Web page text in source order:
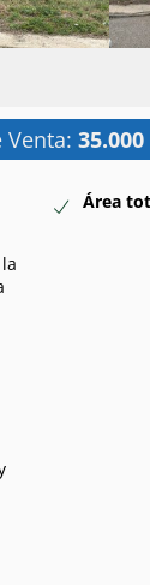
Venta: 35.000
Área